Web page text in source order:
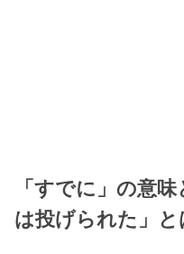
「すでに」の意
は投げられた」と